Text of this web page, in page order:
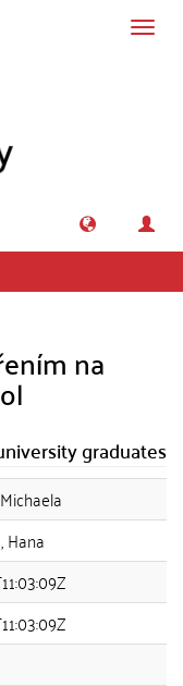
na
graduates
Hana